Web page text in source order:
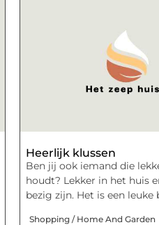
Heerlijk klussen
Ben jij ook iemand die
houdt? Lekker in het huis
bezig zijn. Het is een leuke
Shopping / Home And Garden